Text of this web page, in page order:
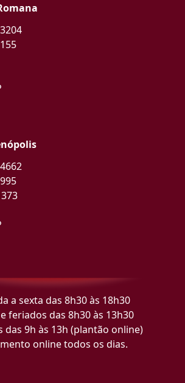
a sexta das 8h30 às 18h30
feriados das 8h30 às 13h30
das 9h às 13h (plantão online)
online todos os dias.